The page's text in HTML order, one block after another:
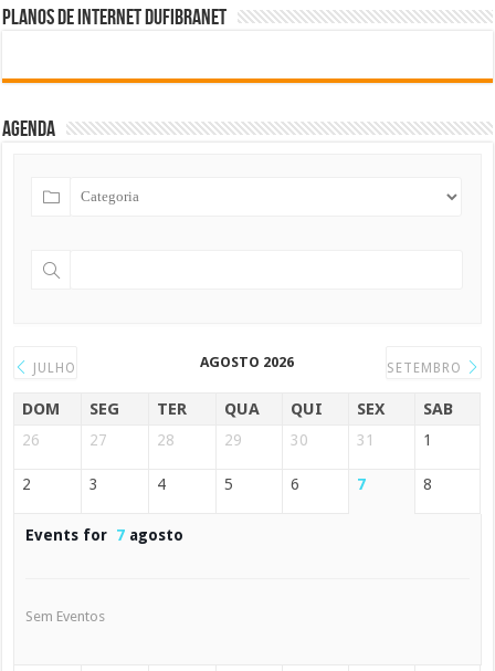
Planos de internet DUFIBRANET
Agenda
JULHO AGOSTO 2026 SETEMBRO
DOM SEG TER QUA QUI SEX SAB
26 27 28 29 30 31 1
2 3 4 5 6 7 8
Events for 7 agosto
Sem Eventos